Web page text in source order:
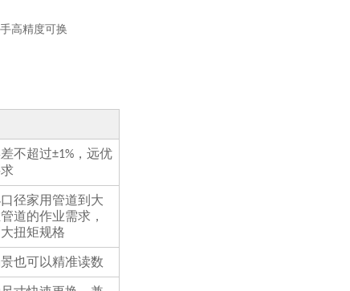
不超过±1%，远优
径家用管道到大
道的作业需求，
扭矩规格
也可以精准读数